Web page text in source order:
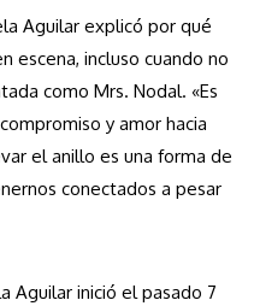
Aguilar explicó por qué
escena, incluso cuando no
como Mrs. Nodal. «Es
y amor hacia
el anillo es una forma de
conectados a pesar
Aguilar inició el pasado 7